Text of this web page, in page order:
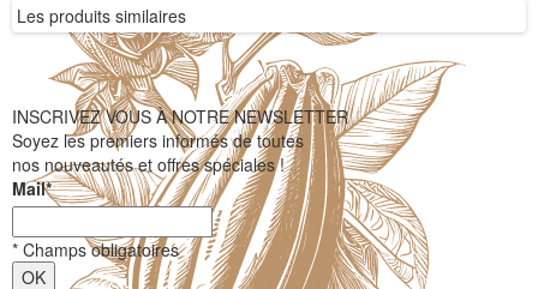
Les produits similaires
INSCRIVEZ VOUS À NOTRE NEWSLETTER
Soyez les premiers informés de toutes
nos nouveautés et offres spéciales !
Mail*
* Champs obligatoires